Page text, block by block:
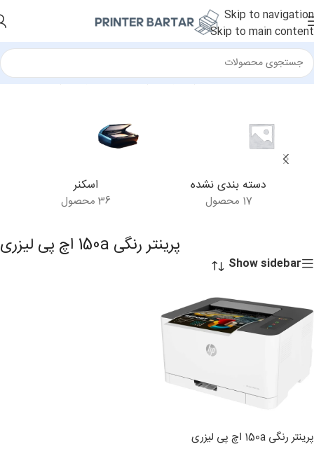
Skip to navigation
Skip to main content
خانه/محصولات برچسب خورده “پرینتر رنگی 150a اچ پی لیزری”
دسته بندی نشده
17 محصول
اسکنر
36 محصول
پرینتر رنگی 150a اچ پی لیزری
Show sidebar
پرینتر رنگی 150a اچ پی لیزری